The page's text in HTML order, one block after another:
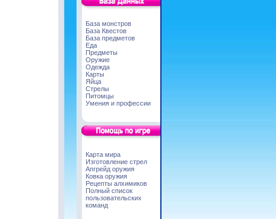
База монстров
База Квестов
База предметов
Еда
Предметы
Оружие
Одежда
Карты
Яйца
Стрелы
Питомцы
Умения и профессии
Карта мира
Изготовление стрел
Апгрейд оружия
Ковка оружия
Рецепты алхимиков
Полный список
пользовательских
команд